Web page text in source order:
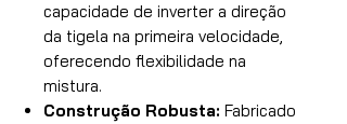
capacidade de inverter a direção
da tigela na primeira velocidade,
oferecendo flexibilidade na
mistura.
Construção Robusta: Fabricado